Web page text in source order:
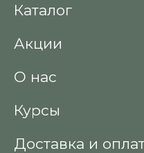
Каталог
Акции
О нас
Курсы
Доставка и